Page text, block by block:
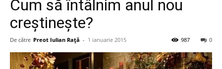
Cum să întâlnim anul nou
creştineşte?
De către Preot Iulian Raţă - 1 ianuarie 2015 0
987